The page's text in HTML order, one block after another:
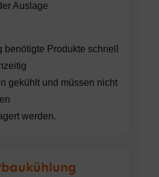
Auslage
Produkte schnell
gekühlt und müssen nicht
werden.